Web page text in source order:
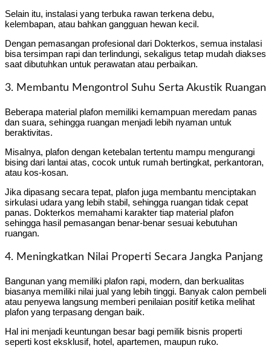
Selain itu, instalasi yang terbuka rawan terkena debu,
kelembapan, atau bahkan gangguan hewan kecil.
Dengan pemasangan profesional dari Dokterkos, semua instalasi
bisa tersimpan rapi dan terlindungi, sekaligus tetap mudah diakses
saat dibutuhkan untuk perawatan atau perbaikan.
3. Membantu Mengontrol Suhu Serta Akustik Ruangan
Beberapa material plafon memiliki kemampuan meredam panas
dan suara, sehingga ruangan menjadi lebih nyaman untuk
beraktivitas.
Misalnya, plafon dengan ketebalan tertentu mampu mengurangi
bising dari lantai atas, cocok untuk rumah bertingkat, perkantoran,
atau kos-kosan.
Jika dipasang secara tepat, plafon juga membantu menciptakan
sirkulasi udara yang lebih stabil, sehingga ruangan tidak cepat
panas. Dokterkos memahami karakter tiap material plafon
sehingga hasil pemasangan benar-benar sesuai kebutuhan
ruangan.
4. Meningkatkan Nilai Properti Secara Jangka Panjang
Bangunan yang memiliki plafon rapi, modern, dan berkualitas
biasanya memiliki nilai jual yang lebih tinggi. Banyak calon pembeli
atau penyewa langsung memberi penilaian positif ketika melihat
plafon yang terpasang dengan baik.
Hal ini menjadi keuntungan besar bagi pemilik bisnis properti
seperti kost eksklusif, hotel, apartemen, maupun ruko.